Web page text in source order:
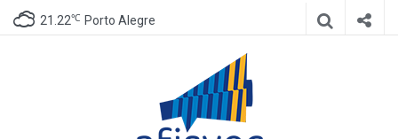
21.22℃ Porto Alegre